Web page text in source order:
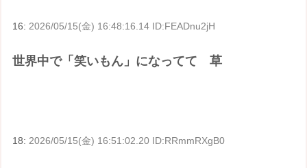
16: 2026/05/15(金) 16:48:16.14 ID:FEADnu2jH
世界中で「笑いもん」になってて 草
18:2026/05/15(金) 16:51:02.20 ID:RRmmRXgB0